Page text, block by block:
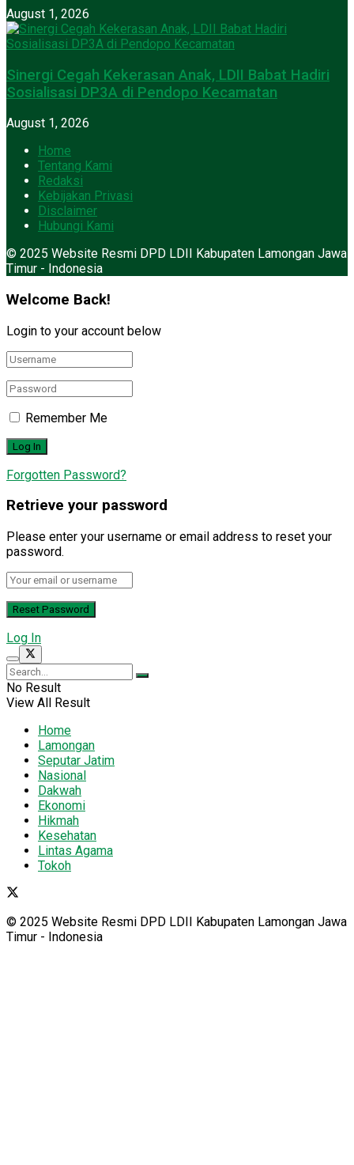
August 1, 2026
Sinergi Cegah Kekerasan Anak, LDII Babat Hadiri
Sosialisasi DP3A di Pendopo Kecamatan
August 1, 2026
Home
Tentang Kami
Redaksi
Kebijakan Privasi
Disclaimer
Hubungi Kami
© 2025 Website Resmi DPD LDII Kabupaten Lamongan Jawa
Timur - Indonesia
Welcome Back!
Login to your account below
Remember Me
Forgotten Password?
Retrieve your password
Please enter your username or email address to reset your
password.
Log In
No Result
View All Result
Home
Lamongan
Seputar Jatim
Nasional
Dakwah
Ekonomi
Hikmah
Kesehatan
Lintas Agama
Tokoh
© 2025 Website Resmi DPD LDII Kabupaten Lamongan Jawa
Timur - Indonesia